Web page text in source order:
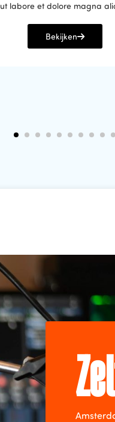
ut labore et dolore magna
Bekijken